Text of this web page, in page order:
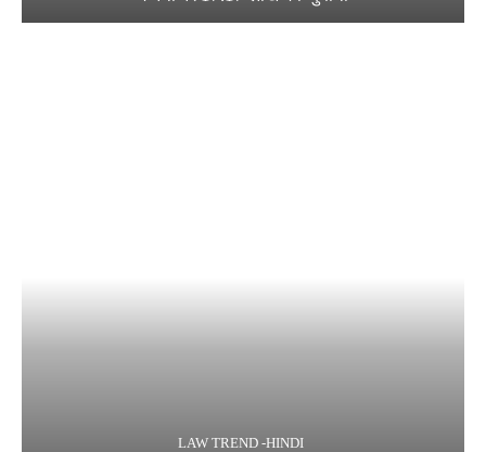
LAW TREND -HINDI